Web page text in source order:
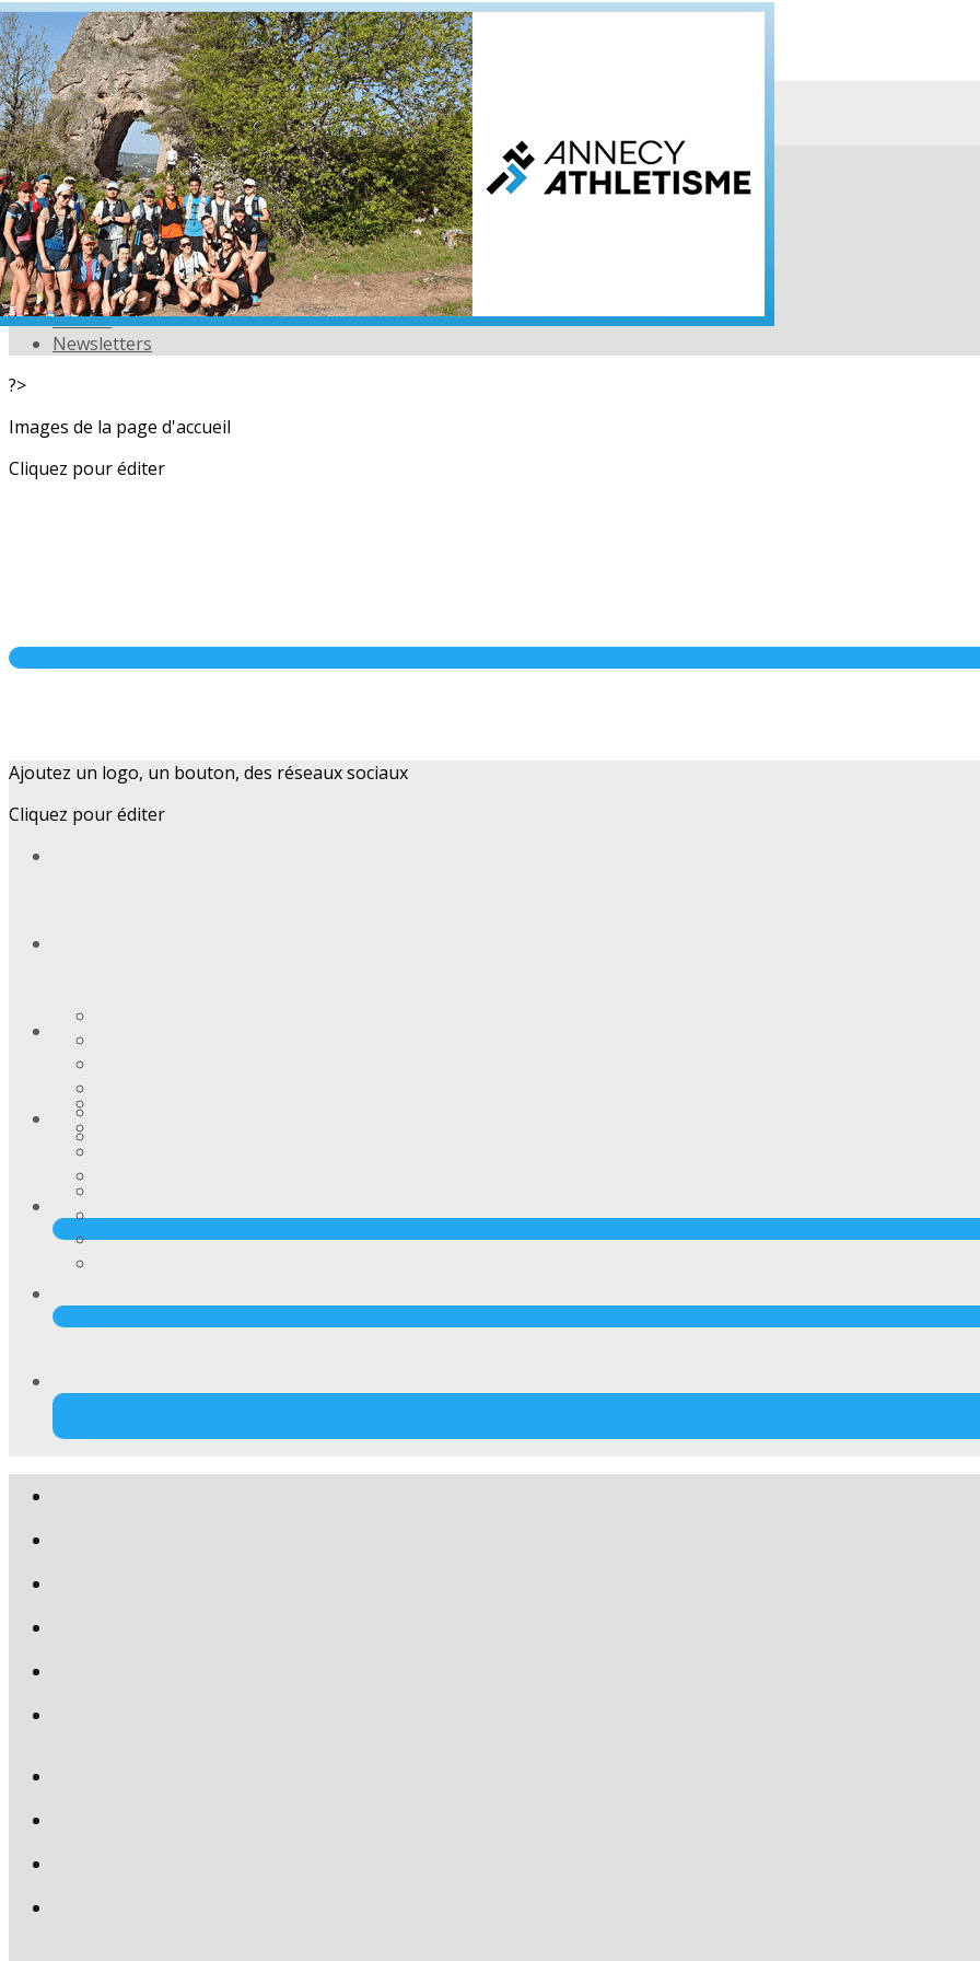
Exporter les lignes sélectionnées
Exporter toutes les colonnes
Exporter uniquement les colonnes affichées
Menu
<
>
L'équipe
Nos partenaires
Actualités
Calendrier
Photos
Newsletters
?>
Images de la page d'accueil
Cliquez pour éditer
Ajoutez un logo, un bouton, des réseaux sociaux
Cliquez pour éditer